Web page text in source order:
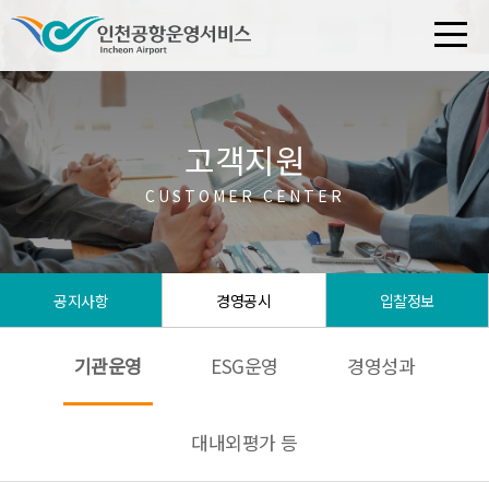
공지사항 경영공시 입찰정보
고객지원
CUSTOMER CENTER
기관운영 ESG운영 경영성과
대내외평가 등